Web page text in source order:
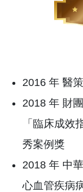
2016 年 醫
2018 年 財
「臨床成效
秀案例獎
2018 年 中
心血管疾病